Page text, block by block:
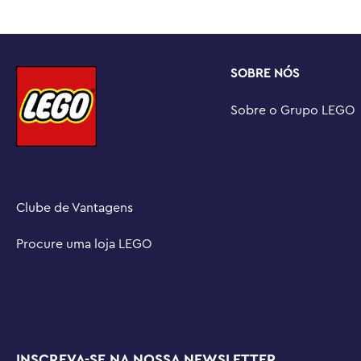
divertida de construção e brincadeira e é uma ótima
Construa modelos de carros icônicos – os conjuntos
permitem que crianças e amantes de carros criem
veículos mais famosos do mundo
que mede mais de 1,5 pol. (4 cm) de altura, 8 pol. (20
Clube de Vantagens
Procure uma loja LEGO
SOBRE NÓS
Sobre o Grupo LEGO